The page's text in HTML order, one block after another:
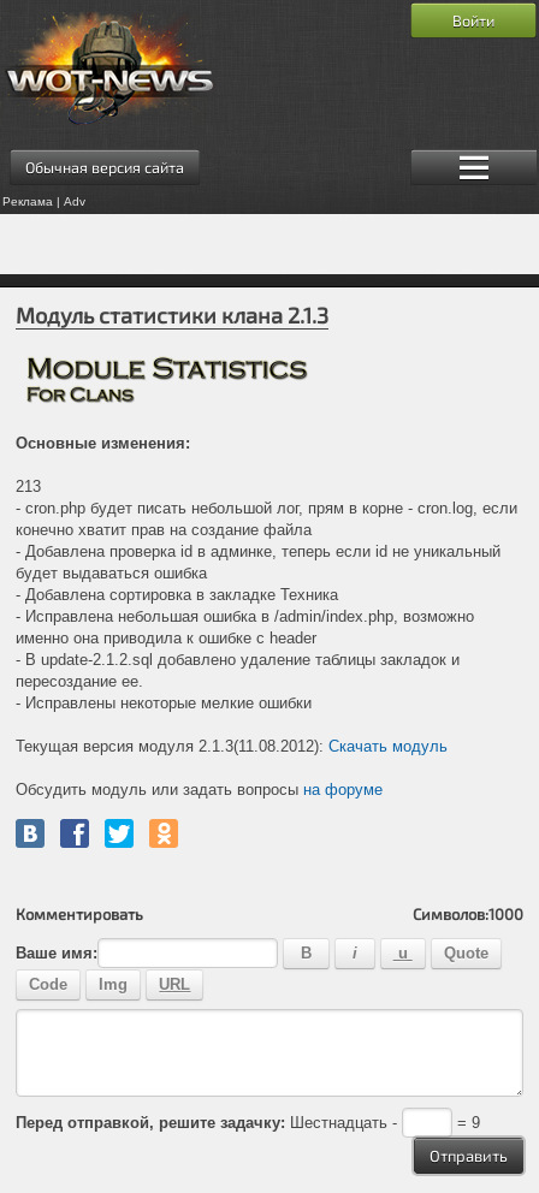
Обычная версия сайта
Реклама | Adv
Войти
Модуль статистики клана 2.1.3
Основные изменения:
213
- cron.php будет писать небольшой лог, прям в корне - cron.log, если
конечно хватит прав на создание файла
- Добавлена проверка id в админке, теперь если id не уникальный
будет выдаваться ошибка
- Добавлена сортировка в закладке Техника
- Исправлена небольшая ошибка в /admin/index.php, возможно
именно она приводила к ошибке с header
- В update-2.1.2.sql добавлено удаление таблицы закладок и
пересоздание ее.
- Исправлены некоторые мелкие ошибки
Текущая версия модуля 2.1.3(11.08.2012):Скачать модуль
Обсудить модуль или задать вопросы на форуме
Комментировать Символов:1000
Ваше имя:
Перед отправкой, решите задачку: Шестнадцать - = 9